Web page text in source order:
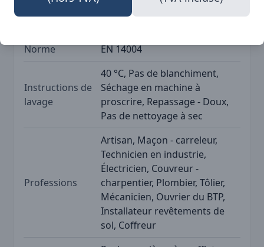
Norme
EN 14004
Instructions de
lavage
40 °C, Pas de blanchiment,
Séchage en machine à
proscrire, Repassage - Doux,
Pas de nettoyage à sec
Professions
Artisan, Maçon - carreleur,
Technicien en industrie,
Électricien, Couvreur -
charpentier, Plombier, Tôlier,
Mécanicien, Ouvrier du BTP,
Installateur revêtements de
sol, Coffreur